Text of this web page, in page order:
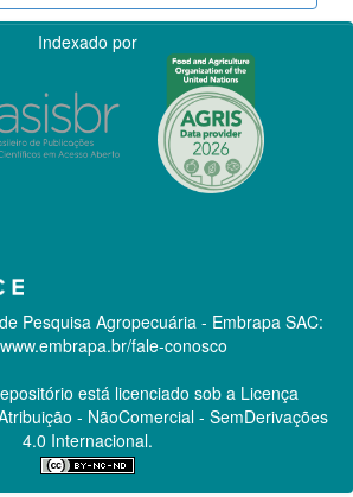
Indexado por
Pesquisa Agropecuária - Embrapa SAC:
fale-conosco
está licenciado sob a Licença
- NãoComercial - SemDerivações
4.0 Internacional.